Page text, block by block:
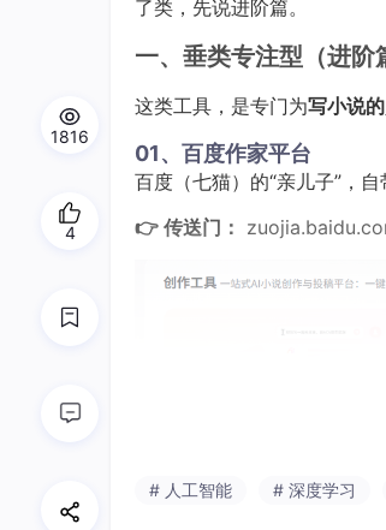
了类，先说进阶篇。
一、垂类专注型（进阶
这类工具，是专门为写小说的
01、百度作家平台
百度（七猫）的“亲儿子”，
👉 传送门：
# 人工智能 # 深度学习
1816
4